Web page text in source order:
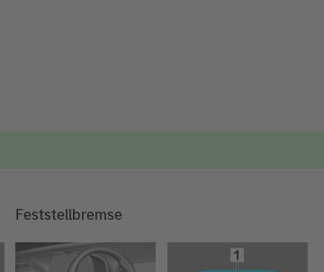
Feststellbremse